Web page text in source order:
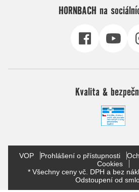
HORNBACH na
Kvalita &
VOP Prohlášení o přístupnosti
Cookies
* Všechny ceny vč. DPH a bez
Odstoupení od